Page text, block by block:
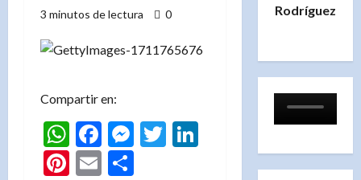
3 minutos de lectura
0
Compartir en:
WhatsApp
Facebook
Messenger
TwitterLinkedIn
Pinterest
Email
Rodríguez